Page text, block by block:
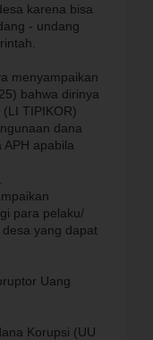
karena bisa
- undang
menyampaikan
bahwa dirinya
TIPIKOR)
dana
apabila
para pelaku/
yang dapat
Uang
Korupsi (UU